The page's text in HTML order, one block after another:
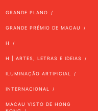
GRANDE PLANO
GRANDE PRÉMIO DE MACAU
H
H | ARTES, LETRAS E IDEIAS
ILUMINAÇÃO ARTIFICIAL
INTERNACIONAL
MACAU VISTO DE HONG